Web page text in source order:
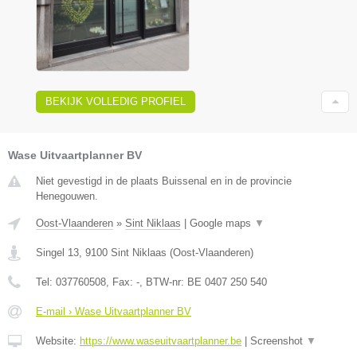
BEKIJK VOLLEDIG PROFIEL
Wase Uitvaartplanner BV
Niet gevestigd in de plaats Buissenal en in de provincie
Henegouwen.
Oost-Vlaanderen » Sint Niklaas Google maps ▼
Singel 13 9100 Sint Niklaas (Oost-Vlaanderen)
Tel: 037760508 , Fax: - , BTW-nr: BE 0407 250 540
E-mail › Wase Uitvaartplanner BV
Website: https://www.waseuitvaartplanner.be Screenshot ▼